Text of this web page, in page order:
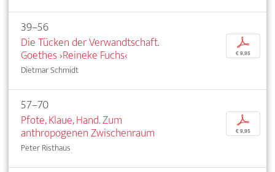
39–56
Die Tücken der Verwandtschaft.
Goethes ›Reineke Fuchs‹
Dietmar Schmidt
p
€ 9,95
57–70
Pfote, Klaue, Hand. Zum
anthropogenen Zwischenraum
Peter Risthaus
p
€ 9,95